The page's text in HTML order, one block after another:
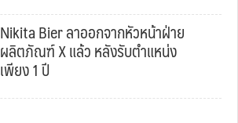
Nikita Bier ลาออกจากหัวหน้าฝ่าย
ผลิตภัณฑ์ X แล้ว หลังรับตำแหน่ง
เพียง 1 ปี